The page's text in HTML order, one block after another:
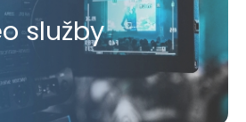
služby